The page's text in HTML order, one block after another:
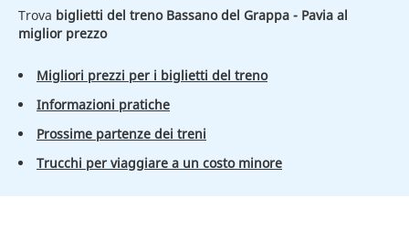
Trova biglietti del treno Bassano del Grappa - Pavia al
miglior prezzo
Migliori prezzi per i biglietti del treno
Informazioni pratiche
Prossime partenze dei treni
Trucchi per viaggiare a un costo minore